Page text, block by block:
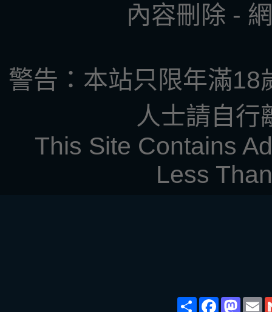
內容刪除 -
警告：本站只限年滿18
人士請自行
This Site Contains
Less
Share